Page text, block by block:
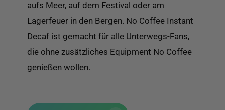
aufs Meer, auf dem Festival oder am
Lagerfeuer in den Bergen. No Coffee Instant
Decaf ist gemacht für alle Unterwegs-Fans,
die ohne zusätzliches Equipment No Coffee
genießen wollen.